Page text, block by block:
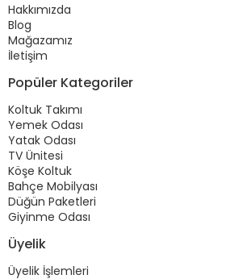
Hakkımızda
Blog
Mağazamız
İletişim
Popüler Kategoriler
Koltuk Takımı
Yemek Odası
Yatak Odası
TV Ünitesi
Köşe Koltuk
Bahçe Mobilyası
Düğün Paketleri
Giyinme Odası
Üyelik
Üyelik İşlemleri